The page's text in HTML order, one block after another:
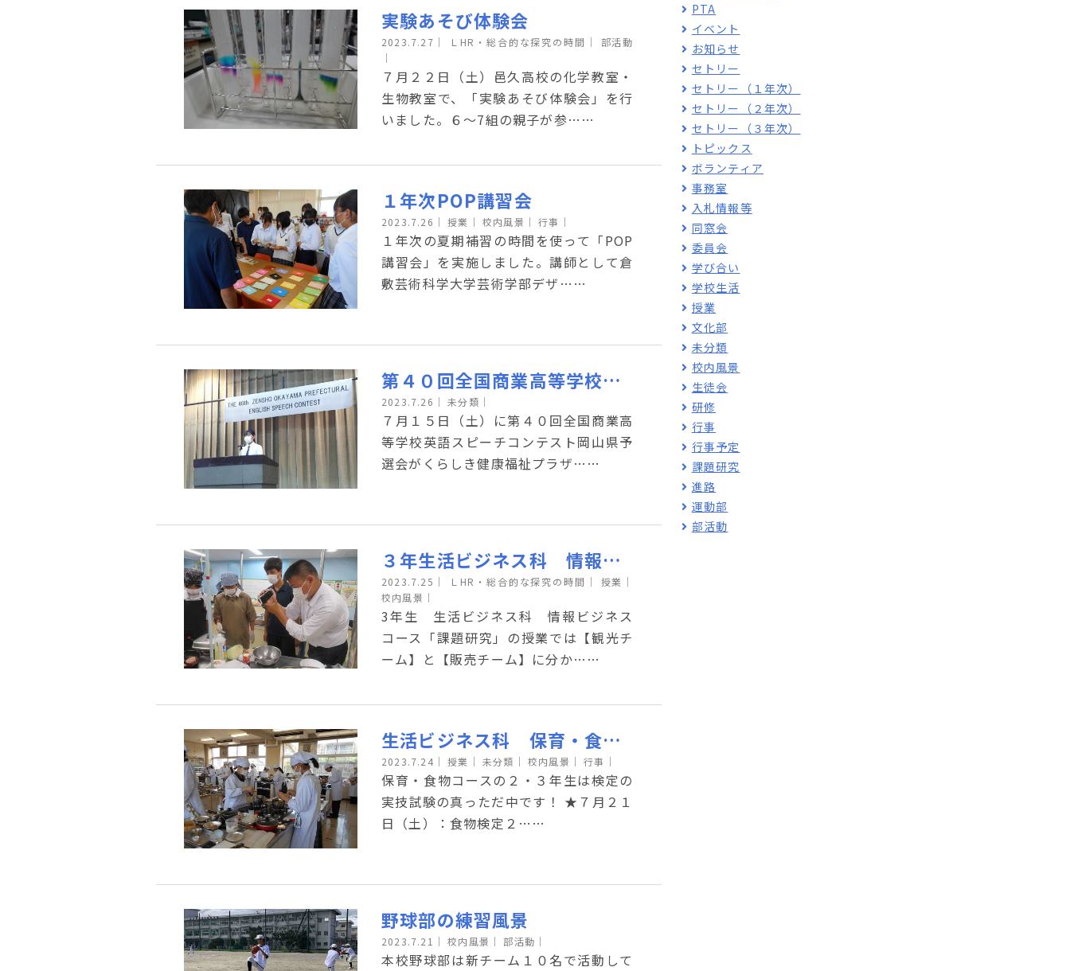
実験あそび体験会
2023.7.27 ｜ ＬHR・総合的な探究の時間｜ 部活動
｜
７月２２日（土）邑久高校の化学教室・
生物教室で、「実験あそび体験会」を行
いました。６～7組の親子が参……
１年次POP講習会
2023.7.26 ｜授業｜ 校内風景｜行事｜
１年次の夏期補習の時間を使って「POP
講習会」を実施しました。講師として倉
敷芸術科学大学芸術学部デザ……
第４０回全国商業高等学校英語スピーチコンテスト 岡山県予選会
2023.7.26 ｜未分類｜
７月１５日（土）に第４０回全国商業高
等学校英語スピーチコンテスト岡山県予
選会がくらしき健康福祉プラザ……
３年生活ビジネス科 情報ビジネスコース 瀬戸内市を全国へＰＲ！
2023.7.25 ｜ ＬHR・総合的な探究の時間｜ 授業｜
校内風景｜
3年生 生活ビジネス科 情報ビジネス
コース「課題研究」の授業では【観光チ
ーム】と【販売チーム】に分か……
生活ビジネス科 保育・食物コース 保育検定・食物検定を行いました
2023.7.24 ｜授業｜ 未分類｜ 校内風景｜行事｜
保育・食物コースの２・３年生は検定の
実技試験の真っただ中です！ ★７月２１
日（土）：食物検定２……
野球部の練習風景
2023.7.21 ｜校内風景｜ 部活動｜
本校野球部は新チーム１０名で活動して
PTA
イベント
お知らせ
セトリー
セトリー（１年次）
セトリー（２年次）
セトリー（３年次）
トピックス
ボランティア
事務室
入札情報等
同窓会
委員会
学び合い
学校生活
授業
文化部
未分類
校内風景
生徒会
研修
行事
行事予定
課題研究
進路
運動部
部活動